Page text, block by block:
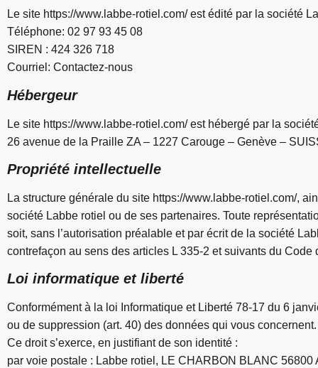
Le site https://www.labbe-rotiel.com/est édité par la société
Téléphone: 02 97 93 45 08
SIREN : 424 326 718
Courriel: Contactez-nous
Hébergeur
Le site https://www.labbe-rotiel.com/est hébergé par la
26 avenue de la Praille ZA – 1227 Carouge – Genève –
Propriété intellectuelle
La structure générale du site https://www.labbe-rotiel.com/,
société Labbe rotiel ou de ses partenaires. Toute
soit, sans l’autorisation préalable et par écrit de la société
contrefaçon au sens des articles L 335-2 et suivants du
Loi informatique et liberté
Conformément à la loi Informatique et Liberté 78-17 du 6
ou de suppression (art. 40) des données qui vous
Ce droit s’exerce, en justifiant de son identité :
par voie postale : Labbe rotiel, LE CHARBON BLANC 56800